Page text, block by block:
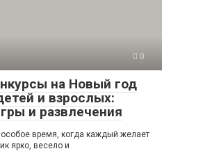
0
на Новый год
и взрослых:
и развлечения
время, когда каждый желает
ярко, весело и